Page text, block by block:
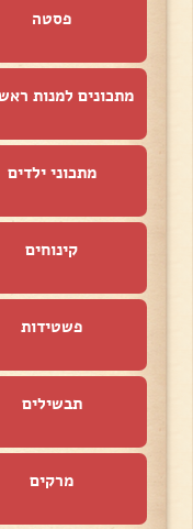
פסטה
מתכונים למנות
מתכוני ילדים
קינוחים
פשטידות
תבשילים
מרקים